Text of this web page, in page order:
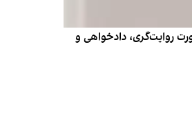
روایت‌گری، دادخواهی و